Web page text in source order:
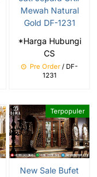
Mewah Natural
Gold DF-1231
*Harga Hubungi
CS
Pre Order / DF-
1231
Terpopuler
New Sale Bufet